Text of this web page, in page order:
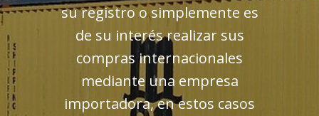
su registro o simplemente es
de su interés realizar sus
compras internacionales
mediante una empresa
importadora, en estos casos